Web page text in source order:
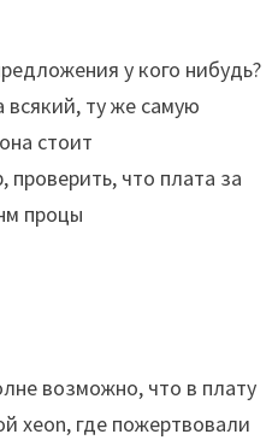
у кого нибудь?
ту же самую
стоит
проверить, что плата за
процы
возможно, что в плату
xeon, где пожертвовали